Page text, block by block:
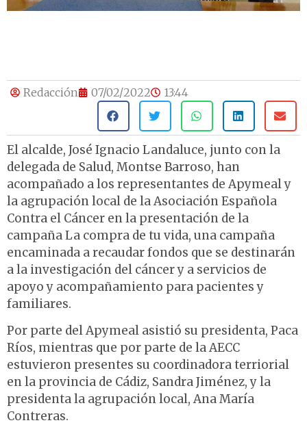
Redacción 07/02/2022 13:44
El alcalde, José Ignacio Landaluce, junto con la
delegada de Salud, Montse Barroso, han
acompañado a los representantes de Apymeal y
la agrupación local de la Asociación Española
Contra el Cáncer en la presentación de la
campaña La compra de tu vida, una campaña
encaminada a recaudar fondos que se destinarán
a la investigación del cáncer y a servicios de
apoyo y acompañamiento para pacientes y
familiares.
Por parte del Apymeal asistió su presidenta, Paca
Ríos, mientras que por parte de la AECC
estuvieron presentes su coordinadora terriorial
en la provincia de Cádiz, Sandra Jiménez, y la
presidenta la agrupación local, Ana María
Contreras.